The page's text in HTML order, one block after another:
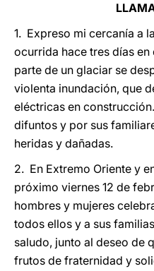
1. Expreso mi cercanía a
ocurrida hace tres días
parte de un glaciar se
violenta inundación, que
eléctricas en
difuntos y por sus
heridas y dañadas.
2. En Extremo Oriente y
próximo viernes 12 de
hombres y mujeres
todos ellos y a sus
saludo, junto al deseo de
frutos de fraternidad y